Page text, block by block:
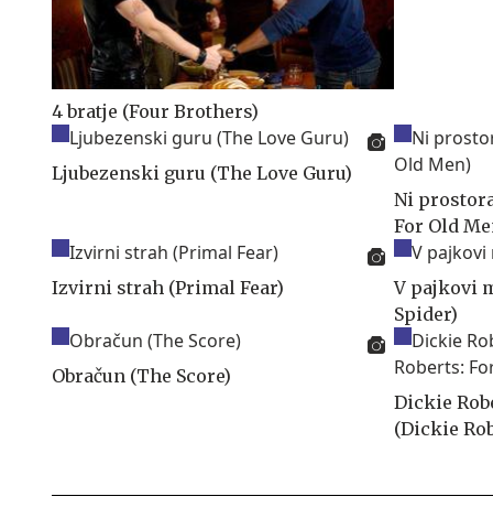
4 bratje (Four Brothers)
Ljubezenski guru (The Love Guru)
Ni
For Old
Izvirni strah (Primal Fear)
V pajkovi
Spider)
Obračun (The Score)
Dickie
(Dickie